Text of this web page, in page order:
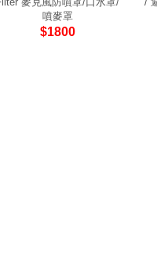
噴麥罩
$1800